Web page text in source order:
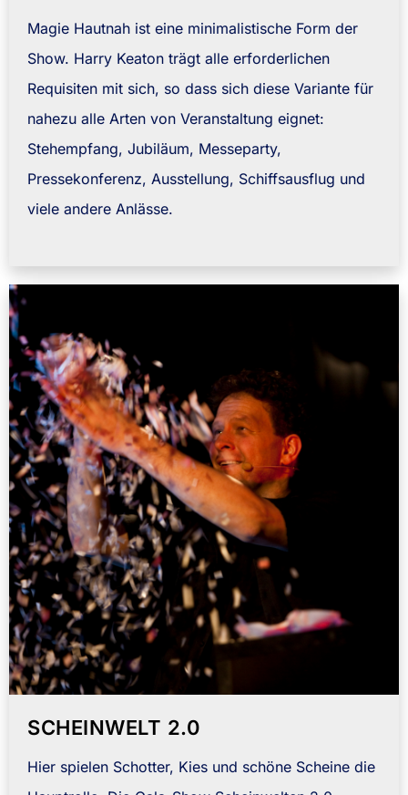
Magie Hautnah ist eine minimalistische Form der
Show. Harry Keaton trägt alle erforderlichen
Requisiten mit sich, so dass sich diese Variante für
nahezu alle Arten von Veranstaltung eignet:
Stehempfang, Jubiläum, Messeparty,
Pressekonferenz, Ausstellung, Schiffsausflug und
viele andere Anlässe.
SCHEINWELT 2.0
Hier spielen Schotter, Kies und schöne Scheine die